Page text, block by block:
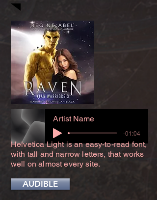
Artist Name
-01:04
Helvetica Light is an easy-to-read font,
with tall and narrow letters, that works
well on almost every site.
AUDIBLE